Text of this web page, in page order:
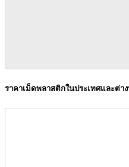
ราคาเม็ดพลาสติกในประเทศและต่าง